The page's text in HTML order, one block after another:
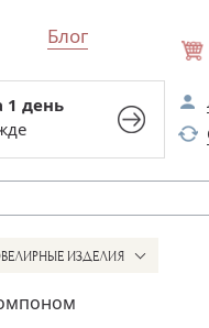
Блог
день
ИЗДЕЛИЯ